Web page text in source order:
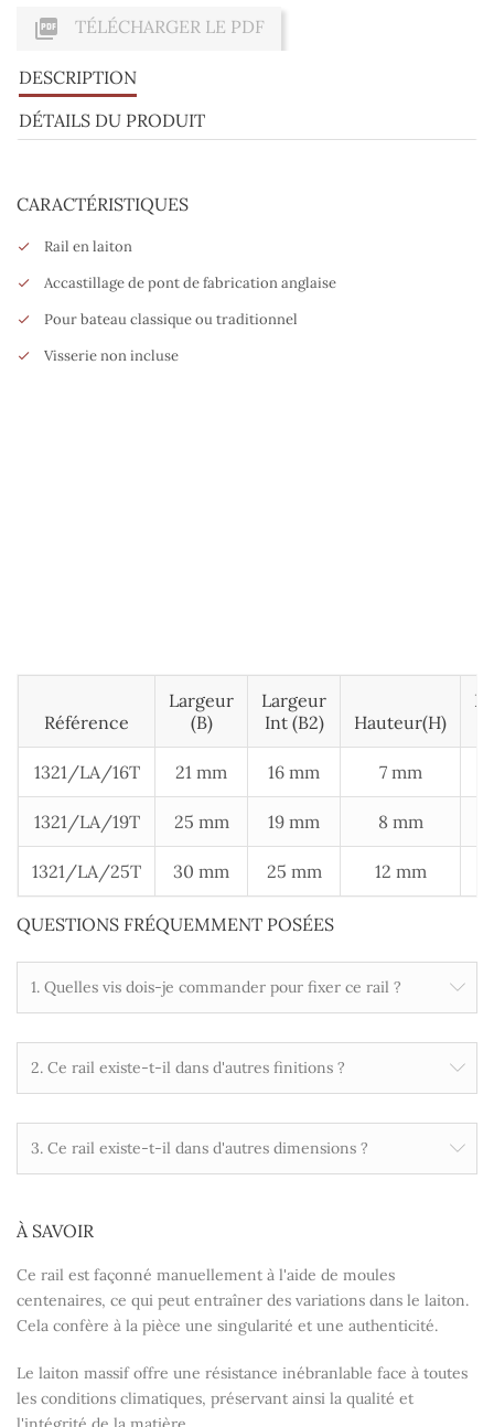
 TÉLÉCHARGER LE PDF
DESCRIPTION
DÉTAILS DU PRODUIT
CARACTÉRISTIQUES
Rail en laiton
Accastillage de pont de fabrication anglaise
Pour bateau classique ou traditionnel
Visserie non incluse
Référence
Largeur
(B)
Largeur
Int (B2)
Hauteur(H)
1321/LA/16T 21 mm 16 mm 7 mm
1321/LA/19T 25 mm 19 mm 8 mm
1321/LA/25T 30 mm 25 mm 12 mm
QUESTIONS FRÉQUEMMENT POSÉES
1. Quelles vis dois-je commander pour fixer ce rail ?
2. Ce rail existe-t-il dans d'autres finitions ?
3. Ce rail existe-t-il dans d'autres dimensions ?
À SAVOIR
Ce rail est façonné manuellement à l'aide de moules
centenaires, ce qui peut entraîner des variations dans le laiton.
Cela confère à la pièce une singularité et une authenticité.
Le laiton massif offre une résistance inébranlable face à toutes
les conditions climatiques, préservant ainsi la qualité et